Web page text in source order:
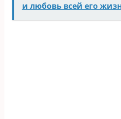
и любовь всей его